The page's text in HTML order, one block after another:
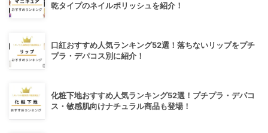
乾タイプのネイルポリッシュを紹介！
口紅おすすめ人気ランキング52選！落ちないリップをプチ
プラ・デパコス別に紹介！
化粧下地おすすめ人気ランキング52選！プチプラ・デパコ
ス・敏感肌向けナチュラル商品も登場！